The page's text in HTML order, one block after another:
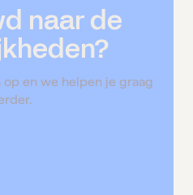
naar de
en we helpen je graag